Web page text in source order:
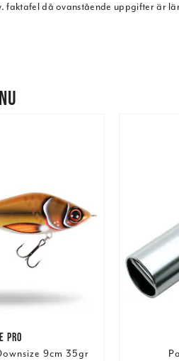
faktafel då ovanstående uppgifter är
PRO
9cm 35gr